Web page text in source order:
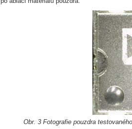
Obr. 3 Fotografie pouzdra